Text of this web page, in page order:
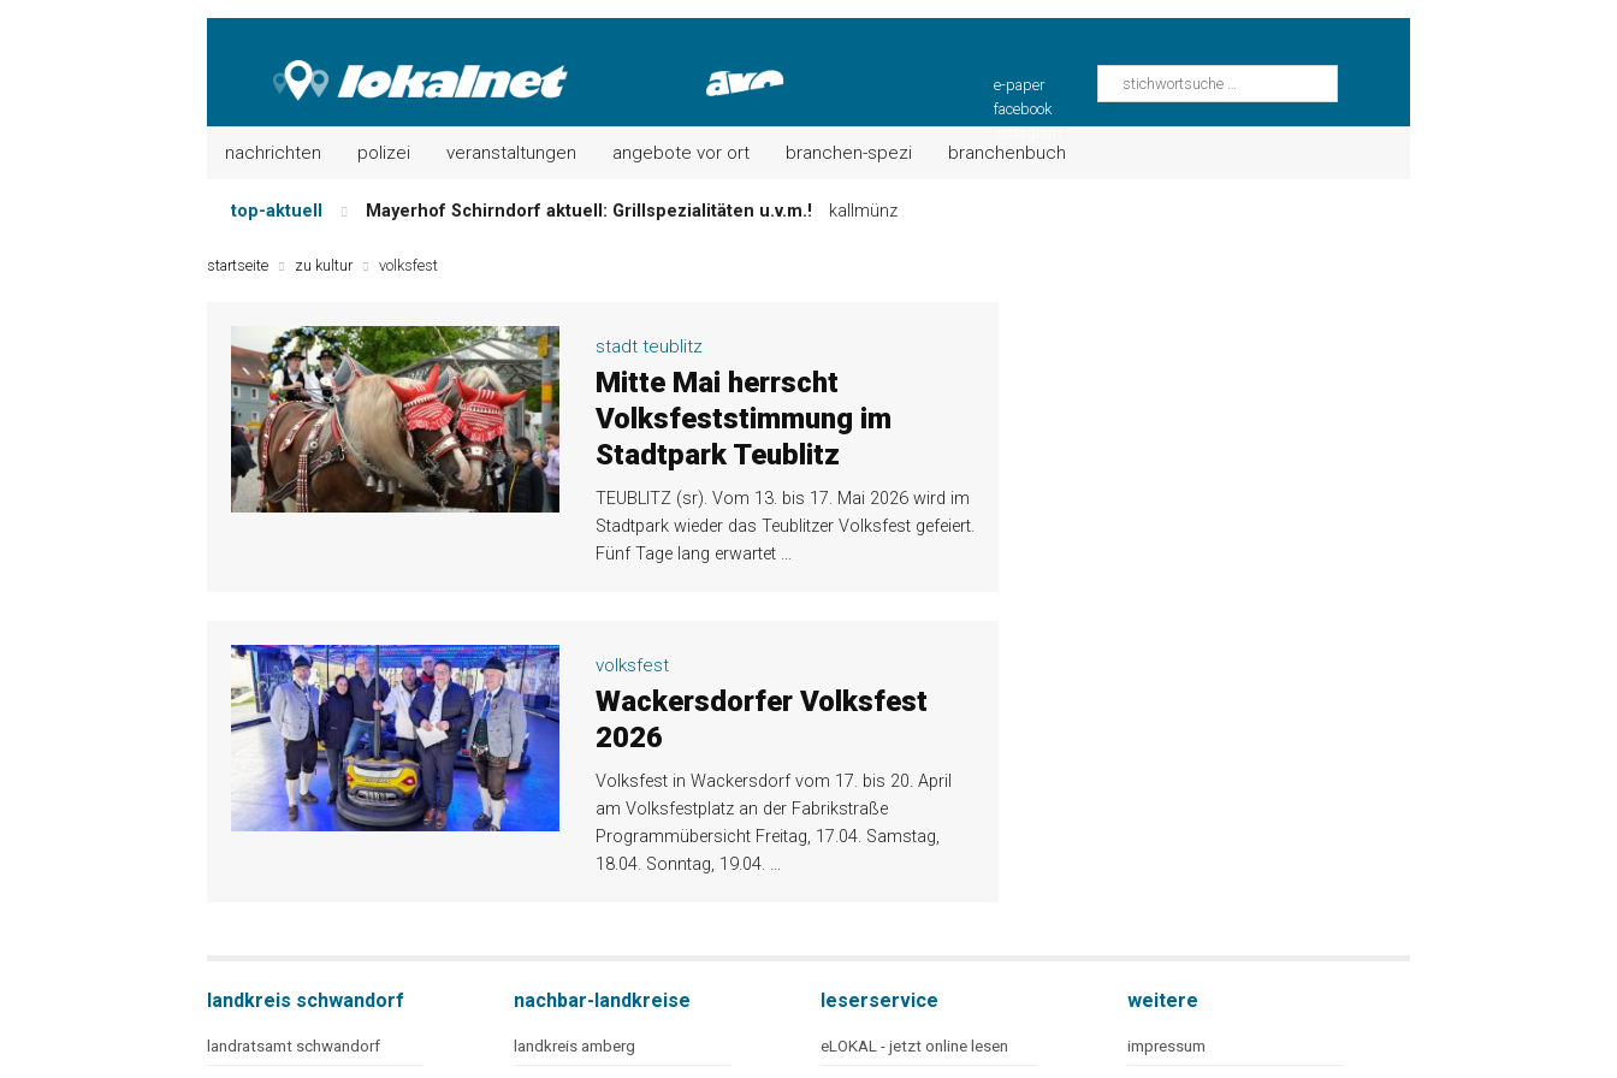
e-paper
facebook
nachrichten polizei veranstaltungen angebote vor ort branchen-spezi branchenbuch
top-aktuell Mayerhof Schirndorf aktuell: Grillspezialitäten u.v.m.!
kallmünz
Nutzen Sie aktuelle Angebote Ihrer Region!
Metzgerei Hummel: Aktuelles Wochenangebot!
maxhütte-haidhof
startseite zu kultur volksfest
stadt teublitz
Mitte Mai herrscht
Volksfeststimmung im
Stadtpark Teublitz
TEUBLITZ (sr). Vom 13. bis 17. Mai 2026 wird im
Stadtpark wieder das Teublitzer Volksfest gefeiert.
Fünf Tage lang erwartet …
volksfest
Wackersdorfer Volksfest
2026
Volksfest in Wackersdorf vom 17. bis 20. April
am Volksfestplatz an der Fabrikstraße
Programmübersicht Freitag, 17.04. Samstag,
18.04. Sonntag, 19.04. …
landkreis schwandorf
landratsamt schwandorf
nachbar-landkreise
landkreis amberg
leserservice
eLOKAL - jetzt online lesen
weitere
impressum